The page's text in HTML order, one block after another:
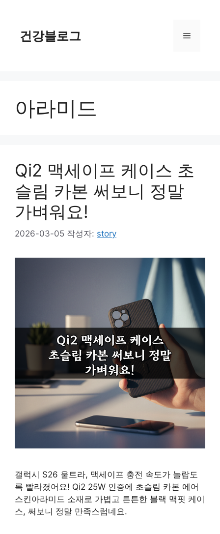
건강블로그 메
아라미드
Qi2 맥세이프 케이스 초
슬림 카본 써보니 정말
가벼워요!
2026-03-05 작성자: story
갤럭시 S26 울트라, 맥세이프 충전 속도가 놀랍도
록 빨라졌어요! Qi2 25W 인증에 초슬림 카본 에어
스킨아라미드 소재로 가볍고 튼튼한 블랙 맥핏 케이
스, 써보니 정말 만족스럽네요.